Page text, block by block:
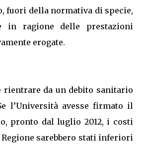
fuori della normativa di specie,
in ragione delle prestazioni
erogate.
rientrare da un debito sanitario
l’Università avesse firmato il
pronto dal luglio 2012, i costi
sarebbero stati inferiori